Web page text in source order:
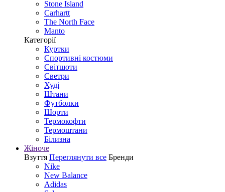
Stone Island
Carhartt
The North Face
Manto
Категорії
Куртки
Спортивні костюми
Світшоти
Светри
Худі
Штани
Футболки
Шорти
Термокофти
Термоштани
Білизна
Жіноче
Взуття Переглянути все Бренди
Nike
New Balance
Adidas